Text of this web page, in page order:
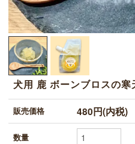
犬用 鹿 ボーンブロスの寒
販売価格 480円(内税)
数量